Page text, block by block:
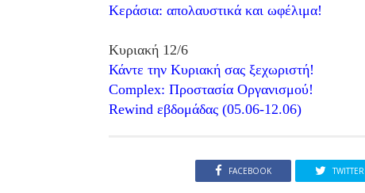
Κεράσια: απολαυστικά και ωφέλιμα!
Κυριακή 12/6
Κάντε την Κυριακή σας ξεχωριστή!
Complex: Προστασία Οργανισμού!
Rewind εβδομάδας (05.06-12.06)
FACEBOOK TWITTER